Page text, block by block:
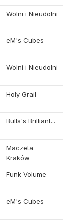
Wolni i Nieudolni
eM's Cubes
Wolni i Nieudolni
Holy Grail
Bulls's Brilliant...
Maczeta
Kraków
Funk Volume
eM's Cubes